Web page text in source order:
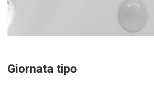
Giornata tipo